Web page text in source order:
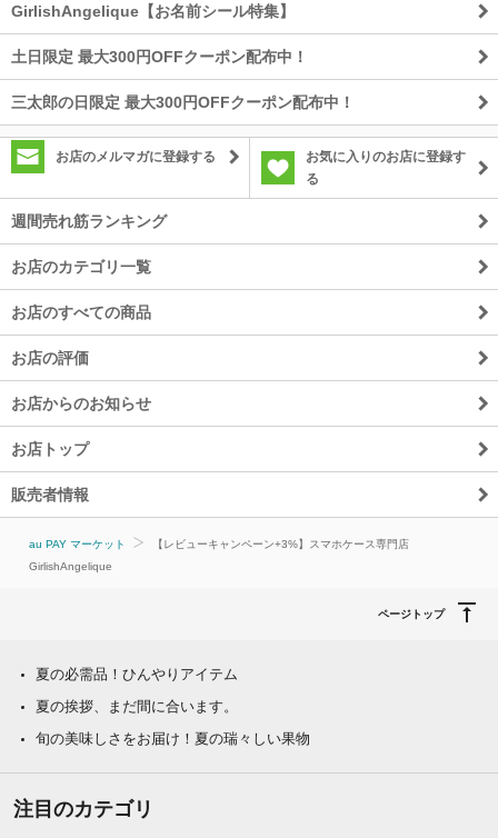
GirlishAngelique【お名前シール特集】
土日限定 最大300円OFFクーポン配布中！
三太郎の日限定 最大300円OFFクーポン配布中！
お店のメルマガに登録する
お気に入りのお店に登録す
る
週間売れ筋ランキング
お店のカテゴリ一覧
お店のすべての商品
お店の評価
お店からのお知らせ
お店トップ
販売者情報
au PAY マーケット
【レビューキャンペーン+3%】スマホケース専門店
GirlishAngelique
ページトップ
夏の必需品！ひんやりアイテム
夏の挨拶、まだ間に合います。
旬の美味しさをお届け！夏の瑞々しい果物
注目のカテゴリ